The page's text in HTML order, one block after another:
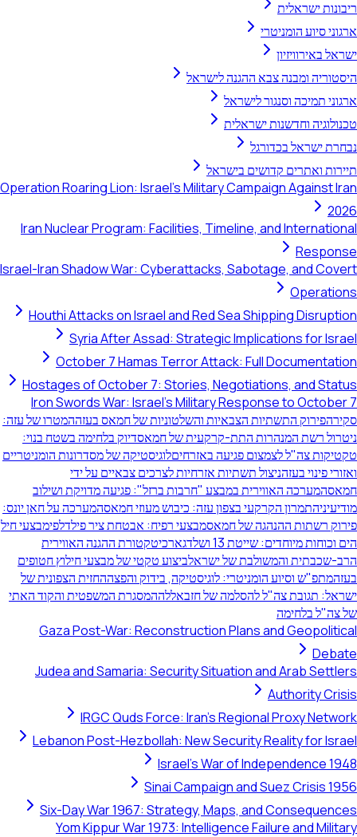
ישראלית
הומניטרי
ומבנה צבא ההגנה לישראל
וסנגור לישראל
וחדשנות ישראלית
בכדורגל
ואתרים קדושים בישראל
Operation Roaring Lion: Israel's Military Campaign
Iran Nuclear Program: Facilities, Timeline, and
Israel-Iran Shadow War: Cyberattacks, Sabotage, and
Houthi Attacks on Israel and Red Sea Shipping
Syria After Assad: Strategic Implications
October 7 Hamas Terror Attack: Full
Hostages of October 7: Stories, Negotiations, and
Iron Swords War: Israel's Military Response to
התשתיות הצבאיות והשלטוניות של חמאס בעזההמטרו של עזה:
רשת המנהרות התת-קרקעית של חמאסדיוק בלחימה בשטח בנוי:
צה"ל לצמצום פגיעה באזרחיםלוגיסטיקה של מסדרונות הומניטריים
בעזהניצול תשתיות אזרחיות לצרכים צבאיים על ידי
האווירית במבצע "חרבות ברזל": פגיעה מדויקת ושילוב
התמרון הקרקעי בצפון עזה: כיבוש מעוזי חמאסהמערכה על חאן יונס:
ההנהגה של חמאסמבצעי רפיח: אבטחת ציר פילדלפימבצעי חיל
מיוחדים: שייטת 13 ושלדג
ארכיטקטורת ההגנה האווירית
והמשולבת של ישראלביצוע טקטי של מבצעי חילוץ חטופים
וסיוע הומניטרי: לוגיסטיקה, בידוק והפצה החזית הצפונית של
תגובת צה"ל להסלמה של חזבאללההמסגרת המשפטית והקוד האתי
בלחימה
Gaza Post-War: Reconstruction Plans and
Judea and Samaria: Security Situation and Arab
Authority
IRGC Quds Force: Iran's Regional Proxy
Lebanon Post-Hezbollah: New Security Reality
Israel's War of
Sinai Campaign and Suez
Six-Day War 1967: Strategy, Maps, and
Yom Kippur War 1973: Intelligence Failure and